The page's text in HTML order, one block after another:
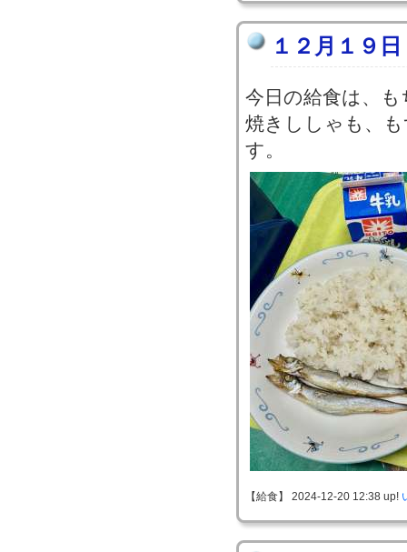
１２月１９
今日の給食は、
焼きししゃも、
す。
【給食】 2024-12-20 12:38 up!